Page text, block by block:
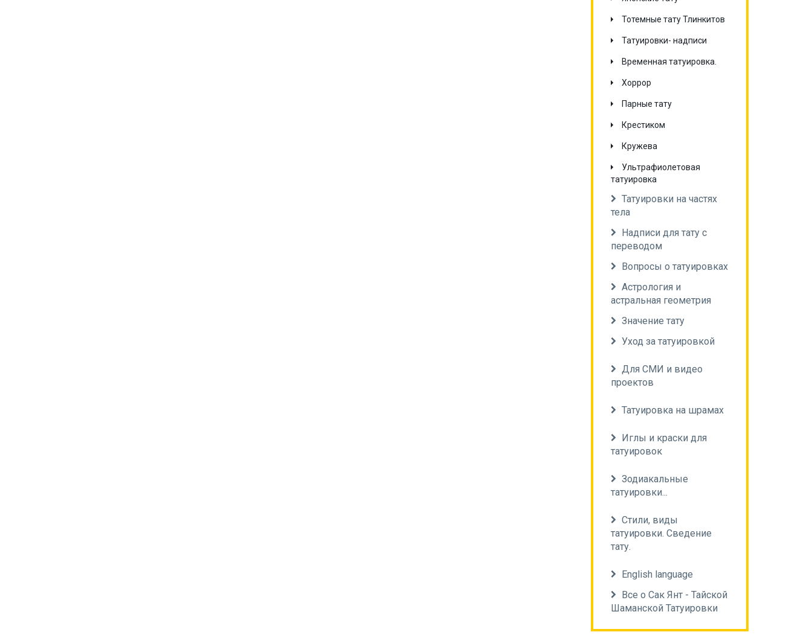
Тотемные тату Тлинкитов
Татуировки- надписи
Временная татуировка.
Хоррор
Парные тату
Крестиком
Кружева
Ультрафиолетовая
татуировка
Татуировки на частях
тела
Надписи для тату с
переводом
Вопросы о татуировках
Астрология и
астральная геометрия
Значение тату
Уход за татуировкой
Для СМИ и видео
проектов
Татуировка на шрамах
Иглы и краски для
татуировок
Зодиакальные
татуировки...
Стили, виды
татуировки. Сведение
тату.
English language
Все о Сак Янт - Тайской
Шаманской Татуировки